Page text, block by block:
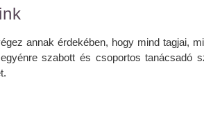
annak érdekében, hogy mind tagjai,
szabott és csoportos tanácsadó